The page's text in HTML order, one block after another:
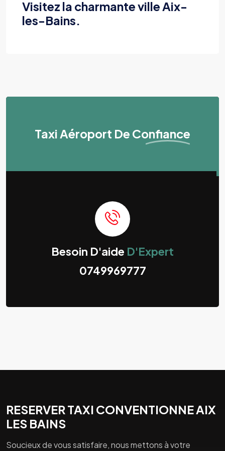
Visitez la charmante ville Aix-
les-Bains.
Taxi Aéroport De Confiance
Besoin D'aide D'Expert
0749969777
RESERVER TAXI CONVENTIONNE AIX
LES BAINS
Soucieux de vous satisfaire, nous mettons à votre